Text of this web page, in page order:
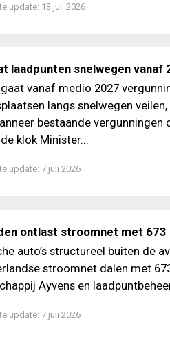
update: 13 juli 2026
laadpunten snelwegen vanaf
vanaf medio 2027
langs snelwegen
bestaande vergunningen
klok Minister...
update: 7 juli 2026
ontlast stroomnet met 673
auto’s structureel buiten de
stroomnet dalen met
Ayvens en
update: 7 juli 2026